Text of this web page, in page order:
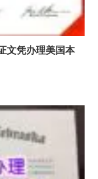
文凭办理美国本